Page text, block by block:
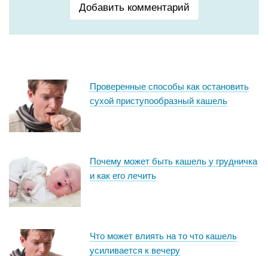
Добавить комментарий
Проверенные способы как остановить
сухой приступообразный кашель
Почему может быть кашель у грудничка
и как его лечить
Что может влиять на то что кашель
усиливается к вечеру